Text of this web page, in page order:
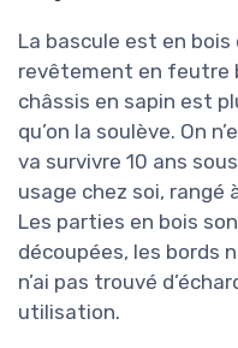
La bascule est en
revêtement en feutre
châssis en sapin est
qu’on la soulève. On
va survivre 10 ans
usage chez soi, rangé
Les parties en bois
découpées, les bords
n’ai pas trouvé
utilisation.